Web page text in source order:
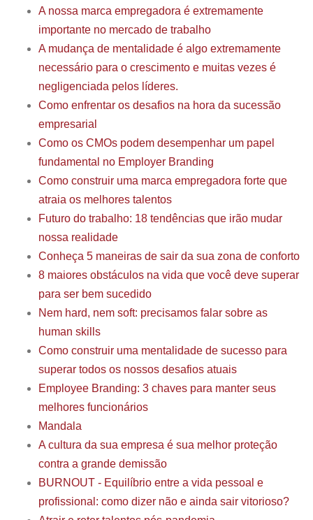
A nossa marca empregadora é extremamente
importante no mercado de trabalho
A mudança de mentalidade é algo extremamente
necessário para o crescimento e muitas vezes é
negligenciada pelos líderes.
Como enfrentar os desafios na hora da sucessão
empresarial
Como os CMOs podem desempenhar um papel
fundamental no Employer Branding
Como construir uma marca empregadora forte que
atraia os melhores talentos
Futuro do trabalho: 18 tendências que irão mudar
nossa realidade
Conheça 5 maneiras de sair da sua zona de conforto
8 maiores obstáculos na vida que você deve superar
para ser bem sucedido
Nem hard, nem soft: precisamos falar sobre as
human skills
Como construir uma mentalidade de sucesso para
superar todos os nossos desafios atuais
Employee Branding: 3 chaves para manter seus
melhores funcionários
Mandala
A cultura da sua empresa é sua melhor proteção
contra a grande demissão
BURNOUT - Equilíbrio entre a vida pessoal e
profissional: como dizer não e ainda sair vitorioso?